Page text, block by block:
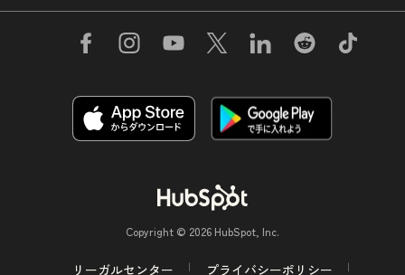
Copyright © 2026 HubSpot, Inc.
リーガルセンター
プライバシーポリシー